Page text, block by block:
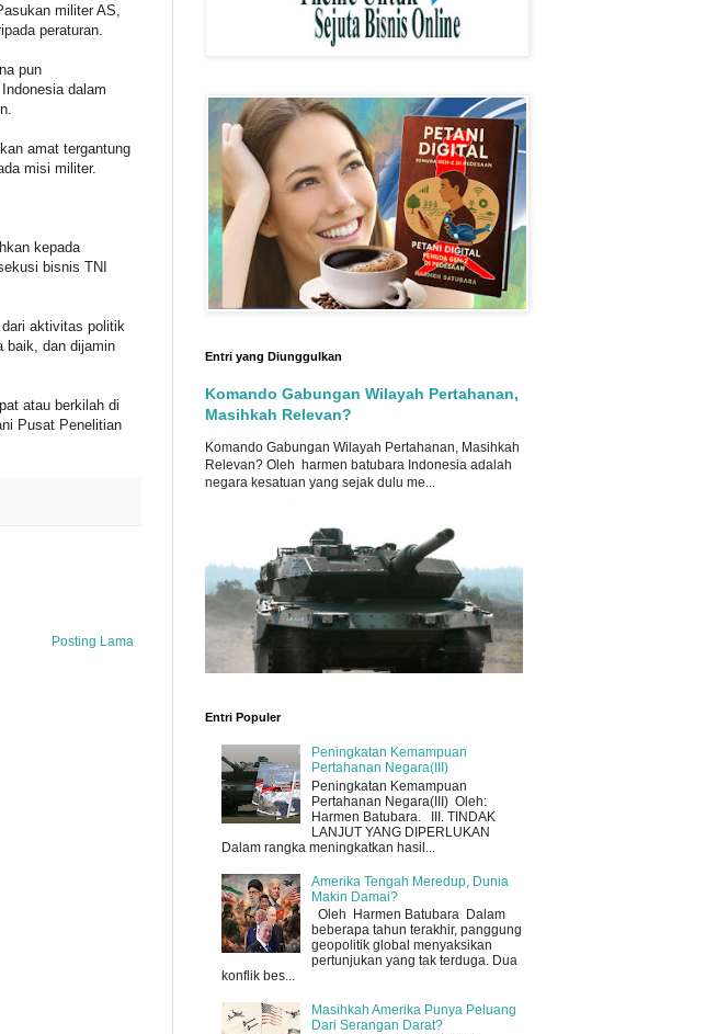
militer AS,
peraturan.
pun
dalam
amat tergantung
misi militer.
kepada
bisnis TNI
aktivitas politik
baik, dan dijamin
atau berkilah di
Pusat Penelitian
Posting Lama
Entri yang Diunggulkan
Komando Gabungan Wilayah Pertahanan,
Masihkah Relevan?
Komando Gabungan Wilayah Pertahanan, Masihkah
Relevan? Oleh harmen batubara Indonesia adalah
negara kesatuan yang sejak dulu me...
Entri Populer
Peningkatan Kemampuan
Pertahanan Negara(III)
Peningkatan Kemampuan
Pertahanan Negara(III) Oleh:
Harmen Batubara. III. TINDAK
LANJUT YANG DIPERLUKAN
Dalam rangka meningkatkan hasil...
Amerika Tengah Meredup, Dunia
Makin Damai?
Oleh Harmen Batubara Dalam
beberapa tahun terakhir, panggung
geopolitik global menyaksikan
pertunjukan yang tak terduga. Dua
konflik bes...
Masihkah Amerika Punya Peluang
Dari Serangan Darat?